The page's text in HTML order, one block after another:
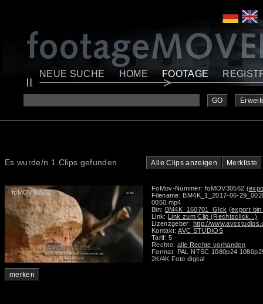
NEUE SUCHE HOME FOOTAGE
GO
Es wurde/n 1 Clips gefunden Alle Clips anzeigen Merkliste
foMOV30562
merken
FoMov-Nummer: foMOV30562
Filename: BM4K_1_2017-06-
0050.mp4
Bin: BM4K_160701_Glck (export
Link: Link zum Clip (Rechtsclick...)
Lizenzgeber: http://
Kontakt:AVC STUDIOS
Tarif: 5
Rechte: alle Rechte vorhanden
Format: PAL NTSC 1080p24
2K/4K Foto digital